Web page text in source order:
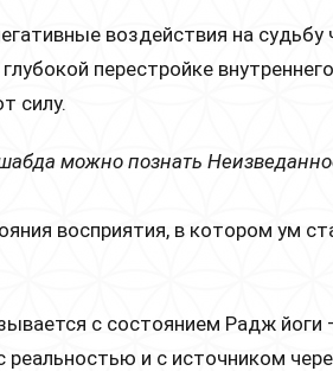
воздействия на судьбу
перестройке
силу.
можно познать
восприятия, в котором ум
с состоянием Радж
реальностью и с источником